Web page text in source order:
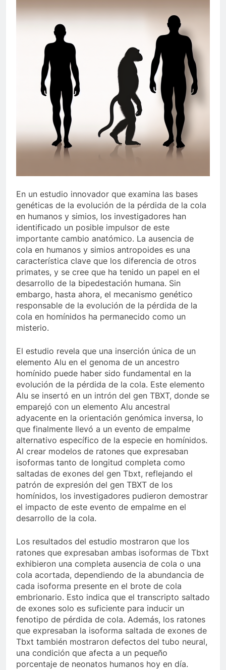
En un estudio innovador que examina las bases
genéticas de la evolución de la pérdida de la cola
en humanos y simios, los investigadores han
identificado un posible impulsor de este
importante cambio anatómico. La ausencia de
cola en humanos y simios antropoides es una
característica clave que los diferencia de otros
primates, y se cree que ha tenido un papel en el
desarrollo de la bipedestación humana. Sin
embargo, hasta ahora, el mecanismo genético
responsable de la evolución de la pérdida de la
cola en homínidos ha permanecido como un
misterio.
El estudio revela que una inserción única de un
elemento Alu en el genoma de un ancestro
homínido puede haber sido fundamental en la
evolución de la pérdida de la cola. Este elemento
Alu se insertó en un intrón del gen TBXT, donde se
emparejó con un elemento Alu ancestral
adyacente en la orientación genómica inversa, lo
que finalmente llevó a un evento de empalme
alternativo específico de la especie en homínidos.
Al crear modelos de ratones que expresaban
isoformas tanto de longitud completa como
saltadas de exones del gen Tbxt, reflejando el
patrón de expresión del gen TBXT de los
homínidos, los investigadores pudieron demostrar
el impacto de este evento de empalme en el
desarrollo de la cola.
Los resultados del estudio mostraron que los
ratones que expresaban ambas isoformas de Tbxt
exhibieron una completa ausencia de cola o una
cola acortada, dependiendo de la abundancia de
cada isoforma presente en el brote de cola
embrionario. Esto indica que el transcripto saltado
de exones solo es suficiente para inducir un
fenotipo de pérdida de cola. Además, los ratones
que expresaban la isoforma saltada de exones de
Tbxt también mostraron defectos del tubo neural,
una condición que afecta a un pequeño
porcentaje de neonatos humanos hoy en día.